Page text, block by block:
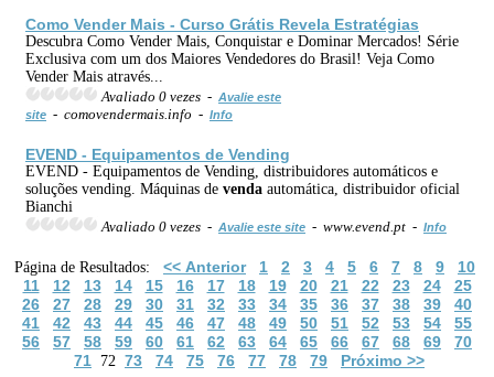
Como Vender Mais - Curso Grátis Revela Estratégias
Descubra Como Vender Mais, Conquistar e Dominar Mercados! Série
Exclusiva com um dos Maiores Vendedores do Brasil! Veja Como
Vender Mais através...
Avaliado 0 vezes - Avalie este
site - comovendermais.info - Info
EVEND - Equipamentos de Vending
EVEND - Equipamentos de Vending, distribuidores automáticos e
soluções vending. Máquinas de venda automática, distribuidor oficial
Bianchi
Avaliado 0 vezes - Avalie este site - www.evend.pt - Info
Página de Resultados: << Anterior 1 2 3 4 5 6 7 8 9
10
11
12 13 14 15 16 17 18 19 20 21 22 23 24
25
26
27 28 29 30 31 32 33 34 35 36 37 38 39
40
41
42 43 44 45 46 47 48 49 50 51 52 53 54
55
56
57 58 59 60 61 62 63 64 65 66 67 68 69
70
71 72 73 74 75 76 77 78 79 Próximo >>